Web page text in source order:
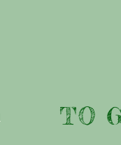
TO